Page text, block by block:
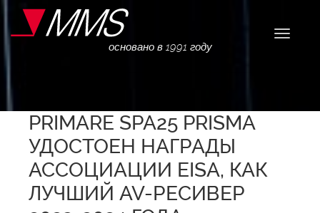
основано в 1991 году
PRIMARE SPA25 PRISMA
УДОСТОЕН НАГРАДЫ
АССОЦИАЦИИ EISA, КАК
ЛУЧШИЙ AV-РЕСИВЕР